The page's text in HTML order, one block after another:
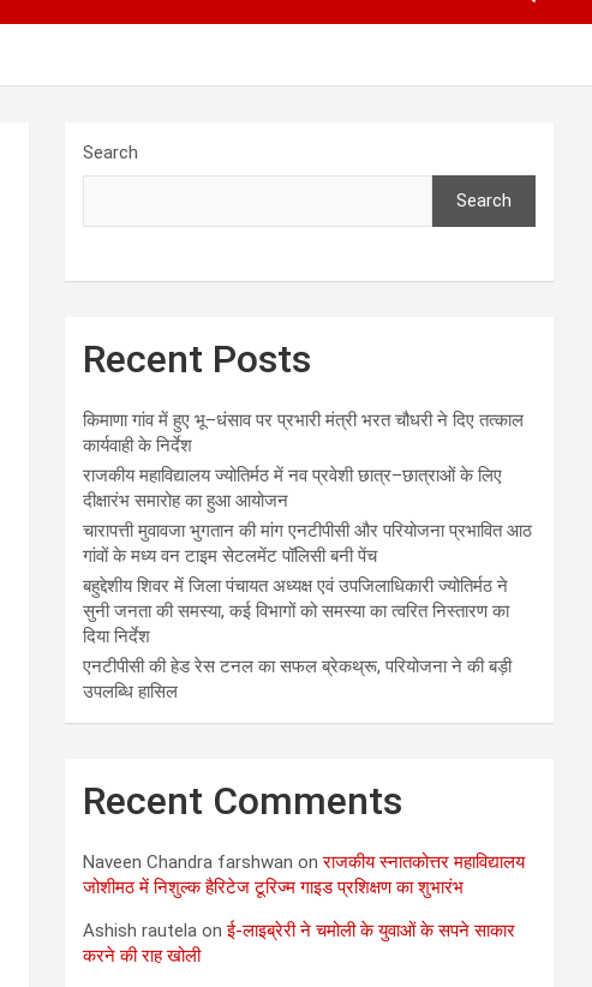
Search
Search
Recent Posts
किमाणा गांव में हुए भू–धंसाव पर प्रभारी मंत्री भरत चौधरी ने दिए तत्काल
कार्यवाही के निर्देश
राजकीय महाविद्यालय ज्योतिर्मठ में नव प्रवेशी छात्र–छात्राओं के लिए
दीक्षारंभ समारोह का हुआ आयोजन
चारापत्ती मुवावजा भुगतान की मांग एनटीपीसी और परियोजना प्रभावित आठ
गांवों के मध्य वन टाइम सेटलमेंट पॉलिसी बनी पेंच
बहुद्देशीय शिवर में जिला पंचायत अध्यक्ष एवं उपजिलाधिकारी ज्योतिर्मठ ने
सुनी जनता की समस्या, कई विभागों को समस्या का त्वरित निस्तारण का
दिया निर्देश
एनटीपीसी की हेड रेस टनल का सफल ब्रेकथ्रू, परियोजना ने की बड़ी
उपलब्धि हासिल
Recent Comments
Naveen Chandra farshwan onराजकीय स्नातकोत्तर महाविद्यालय
जोशीमठ में निशुल्क हैरिटेज टूरिज्म गाइड प्रशिक्षण का शुभारंभ
Ashish rautela onई-लाइब्रेरी ने चमोली के युवाओं के सपने साकार
करने की राह खोली